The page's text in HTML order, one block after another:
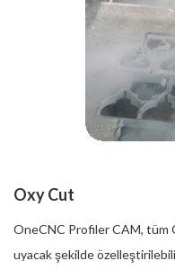
Oxy Cut
OneCNC Profiler CAM, tüm
uyacak şekilde